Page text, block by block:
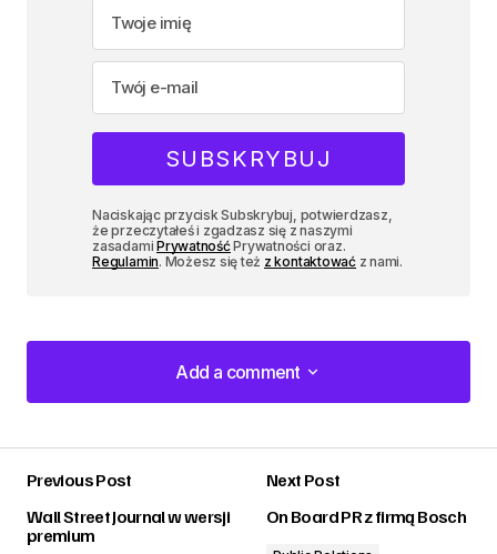
Naciskając przycisk Subskrybuj, potwierdzasz,
że przeczytałeś i zgadzasz się z naszymi
zasadamiPrywatnośćPrywatności oraz.
Regulamin. Możesz się też z kontaktowaćz nami.
Add a comment
Add a comment
Previous Post
Wall Street Journal w wersji
premium
Next Post
On Board PR z firmą Bosch